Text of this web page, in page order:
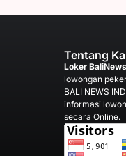
Tentang
Loker
lowongan
BALI NEWS
informasi
secara Online.